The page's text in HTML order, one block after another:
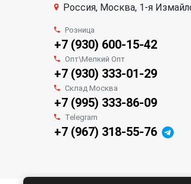
Россия, Москва, 1-я
Розница
+7 (930) 600-15-42
Опт\Мелкий Опт
+7 (930) 333-01-29
Склад Москва
+7 (995) 333-86-09
Telegram
+7 (967) 318-55-76